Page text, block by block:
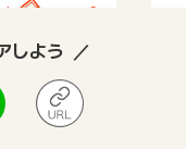
しよう